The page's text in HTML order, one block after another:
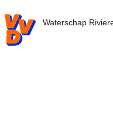
VVD.nl - Ga naar de
Waterschap